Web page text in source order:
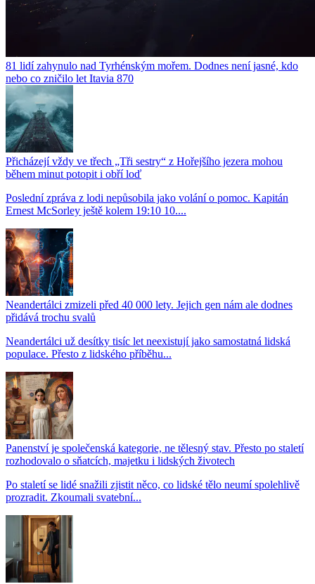
81 lidí zahynulo nad Tyrhénským mořem. Dodnes není jasné, kdo
nebo co zničilo let Itavia 870
Přicházejí vždy ve třech „Tři sestry“ z Hořejšího jezera mohou
během minut potopit i obří loď
Poslední zpráva z lodi nepůsobila jako volání o pomoc. Kapitán
Ernest McSorley ještě kolem 19:10 10....
Neandertálci zmizeli před 40 000 lety. Jejich gen nám ale dodnes
přidává trochu svalů
Neandertálci už desítky tisíc let neexistují jako samostatná lidská
populace. Přesto z lidského příběhu...
Panenství je společenská kategorie, ne tělesný stav. Přesto po staletí
rozhodovalo o sňatcích, majetku i lidských životech
Po staletí se lidé snažili zjistit něco, co lidské tělo neumí spolehlivě
prozradit. Zkoumali svatební...